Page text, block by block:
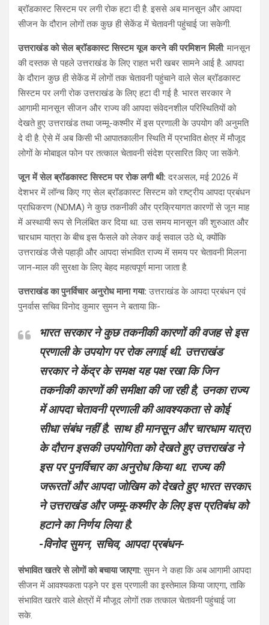
ब्रॉडकास्ट सिस्टम पर लगी रोक हटा दी है. इससे अब मानसून और आपदा
सीजन के दौरान लोगों तक कुछ ही सेकेंड में चेतावनी पहुंचाई जा सकेगी.
उत्तराखंड को सेल ब्रॉडकास्ट सिस्टम यूज करने की परमिशन मिली: मानसून
की दस्तक से पहले उत्तराखंड के लिए राहत भरी खबर सामने आई है. आपदा
के दौरान कुछ ही सेकेंड में लोगों तक चेतावनी पहुंचाने वाले सेल ब्रॉडकास्ट
सिस्टम पर लगी रोक उत्तराखंड के लिए हटा दी गई है. भारत सरकार ने
आगामी मानसून सीजन और राज्य की आपदा संवेदनशील परिस्थितियों को
देखते हुए उत्तराखंड तथा जम्मू-कश्मीर में इस प्रणाली के उपयोग की अनुमति
दे दी है. ऐसे में अब किसी भी आपातकालीन स्थिति में प्रभावित क्षेत्र में मौजूद
लोगों के मोबाइल फोन पर तत्काल चेतावनी संदेश प्रसारित किए जा सकेंगे.
जून में सेल ब्रॉडकास्ट सिस्टम पर रोक लगी थी: दरअसल, मई 2026 में
देशभर में लॉन्च किए गए सेल ब्रॉडकास्ट सिस्टम को राष्ट्रीय आपदा प्रबंधन
प्राधिकरण (NDMA) ने कुछ तकनीकी और प्रक्रियागत कारणों से जून माह
में अस्थायी रूप से निलंबित कर दिया था. उस समय मानसून की शुरुआत और
चारधाम यात्रा के बीच इस फैसले को लेकर कई सवाल उठे थे, क्योंकि
उत्तराखंड जैसे पहाड़ी और आपदा संभावित राज्य में समय पर चेतावनी मिलना
जान-माल की सुरक्षा के लिए बेहद महत्वपूर्ण माना जाता है.
उत्तराखंड का पुनर्विचार अनुरोध माना गया: उत्तराखंड के आपदा प्रबंधन एवं
पुनर्वास सचिव विनोद कुमार सुमन ने बताया कि-
भारत सरकार ने कुछ तकनीकी कारणों की वजह से इस
प्रणाली के उपयोग पर रोक लगाई थी. उत्तराखंड
सरकार ने केंद्र के समक्ष यह पक्ष रखा कि जिन
तकनीकी कारणों की समीक्षा की जा रही है, उनका राज्य
में आपदा चेतावनी प्रणाली की आवश्यकता से कोई
सीधा संबंध नहीं है. साथ ही मानसून और चारधाम यात्रा
के दौरान इसकी उपयोगिता को देखते हुए उत्तराखंड ने
इस पर पुनर्विचार का अनुरोध किया था. राज्य की
जरूरतों और आपदा जोखिम को देखते हुए भारत सरकार
ने उत्तराखंड और जम्मू-कश्मीर के लिए इस प्रतिबंध को
हटाने का निर्णय लिया है.
-विनोद सुमन, सचिव, आपदा प्रबंधन-
संभावित खतरे से लोगों को बचाया जाएगा: सुमन ने कहा कि अब आगामी आपदा
सीजन में आवश्यकता पड़ने पर इस प्रणाली का इस्तेमाल किया जाएगा, ताकि
संभावित खतरे वाले क्षेत्रों में मौजूद लोगों तक तत्काल चेतावनी पहुंचाई जा
सके.